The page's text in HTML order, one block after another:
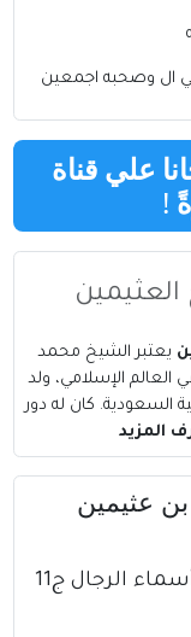
ال وصحبه اجمعين
علي قناة
!
يعتبر الشيخ محمد
العالم الإسلامي، ولد
السعودية. كان له دور
المزيد
عثيمين
كتاب تذهيب تهذيب الكمال في أسماء الرجال ج11